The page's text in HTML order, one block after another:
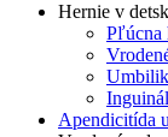
Hernie v
Pľúcna
Apendicitída